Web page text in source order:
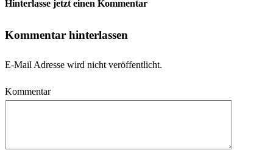
Hinterlasse jetzt einen Kommentar
Kommentar hinterlassen
E-Mail Adresse wird nicht veröffentlicht.
Kommentar